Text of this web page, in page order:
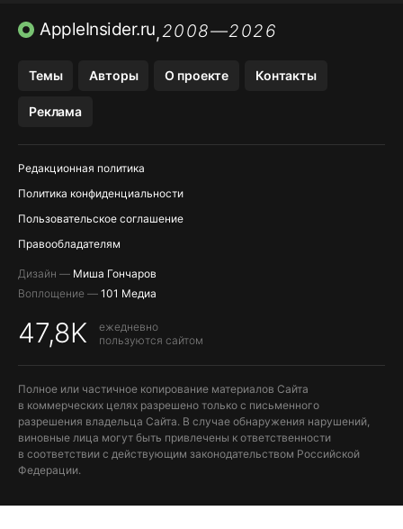
ПРИЛОЖЕНИЯ БЕЗ APP STORE
AppleInsider.ru,2008—2026
Темы Авторы О проекте Контакты
Реклама
Редакционная политика
Политика конфиденциальности
Пользовательское соглашение
Правообладателям
Дизайн — Миша Гончаров
Воплощение — 101 Медиа
47,8K
ежедневно
пользуются сайтом
Полное или частичное копирование материалов Сайта
в коммерческих целях разрешено только с письменного
разрешения владельца Сайта. В случае обнаружения нарушений,
виновные лица могут быть привлечены к ответственности
в соответствии с действующим законодательством Российской
Федерации.